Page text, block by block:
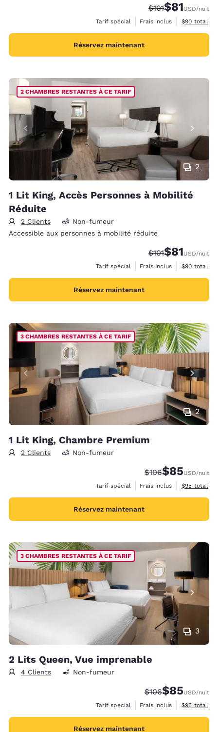
Tarif barré :
$101Tarif réduit :
$81USD/nuit
Tarif spécial
Frais inclus Afficher les
$90 total
Réservez maintenant
2
2 CHAMBRES RESTANTES À CE TARIF
1 Lit King, Accès Personnes à Mobilité
Réduite
2 Clients
Non-fumeur
Accessible aux personnes à mobilité réduite
Tarif barré :
$101Tarif réduit :
$81USD/nuit
Tarif spécial
Frais inclus Afficher les
$90 total
Réservez maintenant
2
3 CHAMBRES RESTANTES À CE TARIF
1 Lit King, Chambre Premium
2 Clients Non-fumeur
Tarif barré :
$106Tarif réduit :
$85USD/nuit
Tarif spécial
Frais inclus Afficher les
$95 total
Réservez maintenant
3
3 CHAMBRES RESTANTES À CE TARIF
2 Lits Queen, Vue imprenable
4 Clients Non-fumeur
Tarif barré :
$106Tarif réduit :
$85USD/nuit
Tarif spécial
Frais inclus Afficher les
$95 total
Réservez maintenant